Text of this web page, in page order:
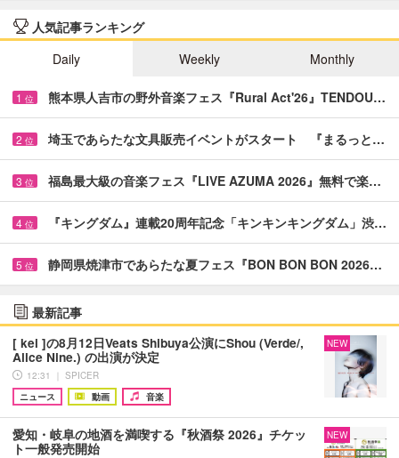
人気記事ランキング
Daily
Weekly Monthly
1 位 熊本県人吉市の野外音楽フェス『Rural Act'26』TENDOU…
2 位 埼玉であらたな文具販売イベントがスタート 『まるっと…
3 位 福島最大級の音楽フェス『LIVE AZUMA 2026』無料で楽…
4 位 『キングダム』連載20周年記念「キンキンキングダム」渋…
5 位 静岡県焼津市であらたな夏フェス『BON BON BON 2026…
最新記事
[ kei ]の8月12日Veats Shibuya公演にShou (Verde/,
Alice Nine.) の出演が決定
12:31 ｜ SPICER
ニュース
動画 音楽
NEW
愛知・岐阜の地酒を満喫する『秋酒祭 2026』チケッ
ト一般発売開始
NEW